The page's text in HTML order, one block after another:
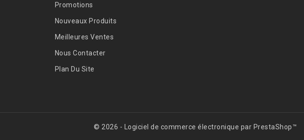
Promotions
Nouveaux Produits
Meilleures Ventes
Nous Contacter
Plan Du Site
© 2026 - Logiciel de commerce électronique par PrestaShop™